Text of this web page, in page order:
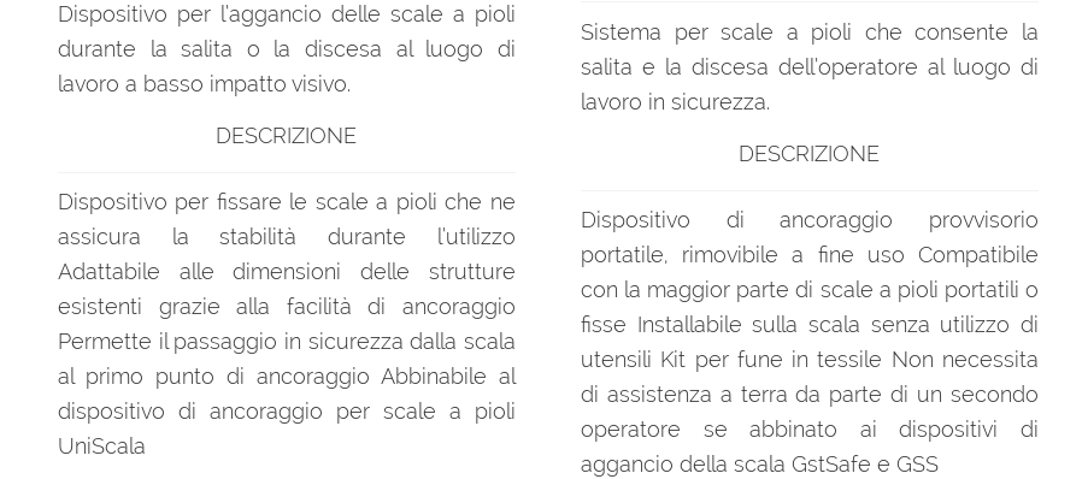
Dispositivo per l’aggancio delle scale a pioli
durante la salita o la discesa al luogo di
lavoro a basso impatto visivo.
DESCRIZIONE
Dispositivo per fissare le scale a pioli che ne
assicura la stabilità durante l’utilizzo
Adattabile alle dimensioni delle strutture
esistenti grazie alla facilità di ancoraggio
Permette il passaggio in sicurezza dalla scala
al primo punto di ancoraggio Abbinabile al
dispositivo di ancoraggio per scale a pioli
UniScala
Sistema per scale a pioli che consente la
salita e la discesa dell’operatore al luogo di
lavoro in sicurezza.
DESCRIZIONE
Dispositivo di ancoraggio provvisorio
portatile, rimovibile a fine uso Compatibile
con la maggior parte di scale a pioli portatili o
fisse Installabile sulla scala senza utilizzo di
utensili Kit per fune in tessile Non necessita
di assistenza a terra da parte di un secondo
operatore se abbinato ai dispositivi di
aggancio della scala GstSafe e GSS